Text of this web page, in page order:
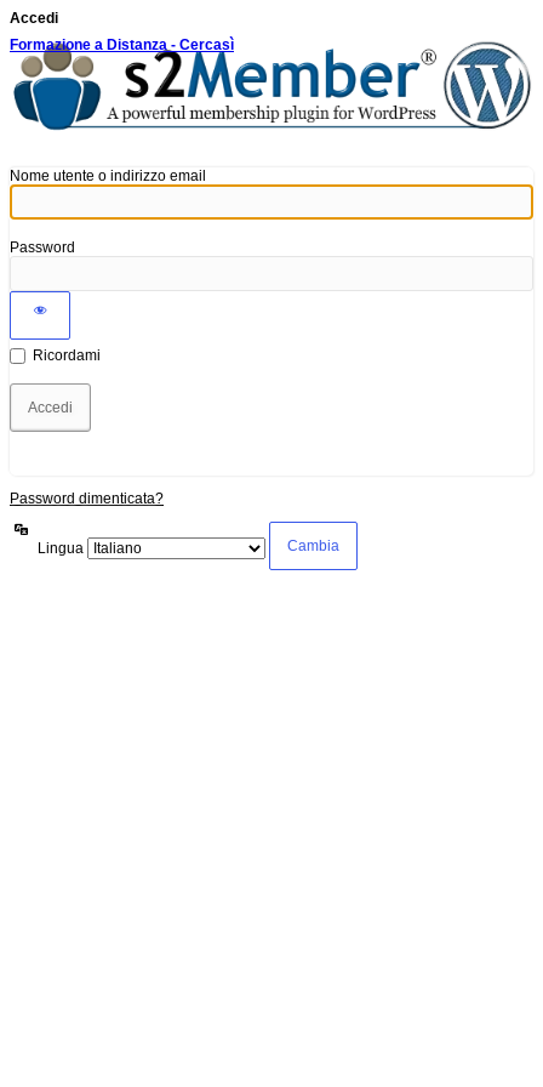
Accedi
Formazione a Distanza - Cercasì
Nome utente o indirizzo email
Password
Ricordami
Password dimenticata?
Lingua